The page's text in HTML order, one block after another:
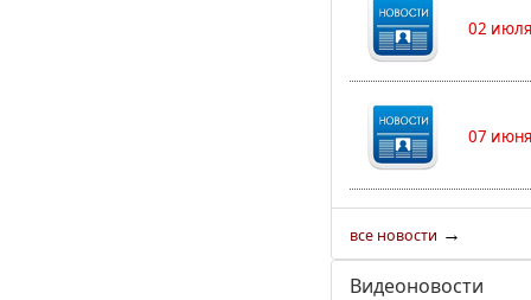
02
07
все новости →
Видеоновости